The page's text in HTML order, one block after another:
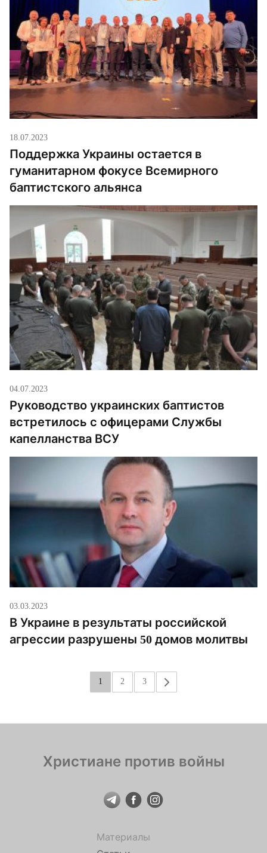
18.07.2023
Поддержка Украины остается в
гуманитарном фокусе Всемирного
баптистского альянса
04.07.2023
Руководство украинских баптистов
встретилось с офицерами Службы
капелланства ВСУ
03.03.2023
В Украине в результаты российской
агрессии разрушены 50 домов молитвы
1 2 3 »
Христиане против войны
Материалы